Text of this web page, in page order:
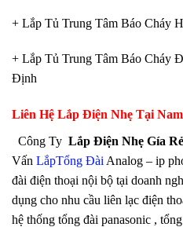
+ Lắp Tủ Trung Tâm Báo Cháy
+ Lắp Tủ Trung Tâm Báo Cháy
Định
Liên Hệ Lắp Điện Nhẹ Tại
Công Ty Lắp Điện Nhẹ Gía
Vấn LắpTổng Đài Analog – ip
đài điện thoại nội bộ tại doanh
dụng cho nhu cầu liên lạc điện
hệ thống tổng đài panasonic ,